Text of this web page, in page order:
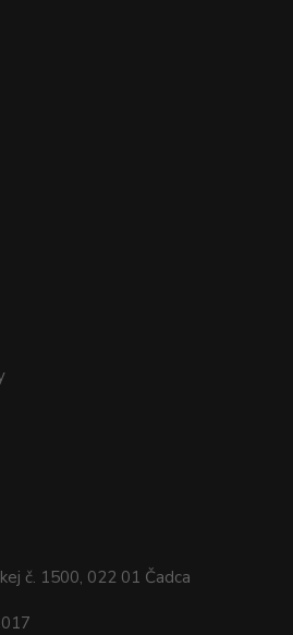
č. 1500, 022 01 Čadca